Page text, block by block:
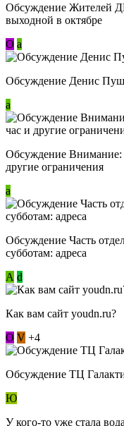
Обсуждение Жителей
выходной в октябре
О a
Обсуждение Денис
a
Обсуждение Внимание:
другие ограничения
a
Обсуждение Часть
субботам: адреса
А d
Как вам сайт youdn.ru?
О V +4
Обсуждение ТЦ
Ю
У кого-то уже стала